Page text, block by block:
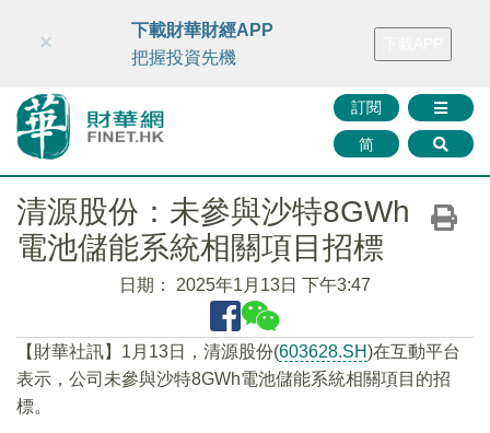
財華智庫網 FINTV FINMETA 財華證券 媒體矩陣
訂閱
简
×
下載財華財經APP
把握投資先機
清源股份：未參與沙特8GWh
電池儲能系統相關項目招標
日期： 2025年1月13日 下午3:47
【財華社訊】1月13日，清源股份(603628.SH)在互動平台
表示，公司未參與沙特8GWh電池儲能系統相關項目的招
標。